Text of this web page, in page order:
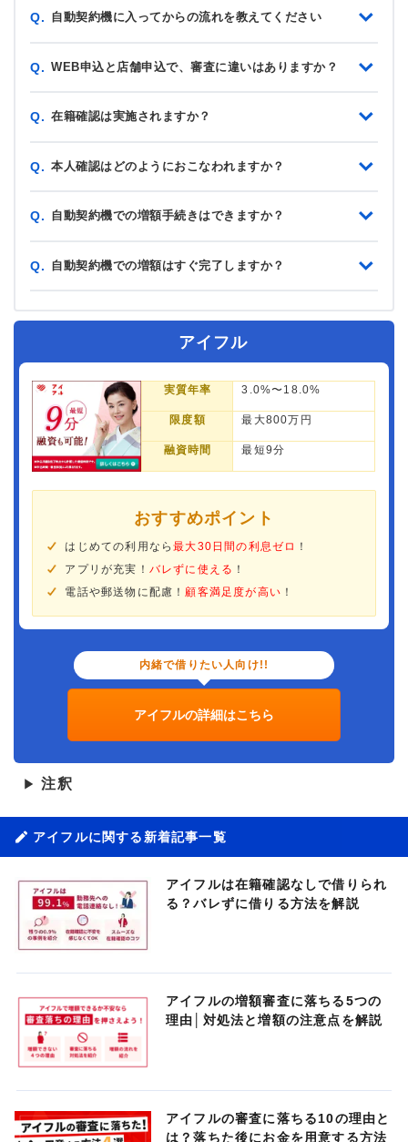
Q. 自動契約機に入ってからの流れを教えてください
Q. WEB申込と店舗申込で、審査に違いはありますか？
Q. 在籍確認は実施されますか？
Q. 本人確認はどのようにおこなわれますか？
Q. 自動契約機での増額手続きはできますか？
Q. 自動契約機での増額はすぐ完了しますか？
アイフル
実質年率 3.0%〜18.0%
限度額 最大800万円
融資時間 最短9分
おすすめポイント
はじめての利用なら最大30日間の利息ゼロ ！
アプリが充実！ バレずに使える ！
電話や郵送物に配慮！ 顧客満足度が高い ！
内緒で借りたい人向け!!
アイフルの詳細はこちら
▶ 注釈
アイフルに関する新着記事一覧
アイフルは在籍確認なしで借りられ
る？バレずに借りる方法を解説
アイフルの増額審査に落ちる5つの
理由│対処法と増額の注意点を解説
アイフルの審査に落ちる10の理由と
は？落ちた後にお金を用意する方法